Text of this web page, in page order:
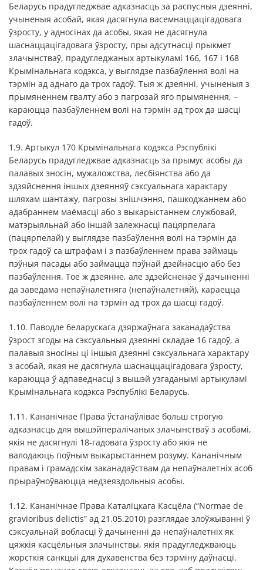
Беларусь прадугледжвае адказнасць за распусныя дзеянні,
учыненыя асобай, якая дасягнула васемнаццацiгадовага
ўзросту, у адносiнах да асобы, якая не дасягнула
шаснаццацігадовага ўзросту, пры адсутнасці прыкмет
злачынстваў, прадугледжаных артыкуламі 166, 167 і 168
Крымінальнага кодэкса, у выглядзе пазбаўлення волі на
тэрмін ад аднаго да трох гадоў. Тыя ж дзеянні, учыненыя з
прымяненнем гвалту або з пагрозай яго прымянення, –
караюцца пазбаўленнем волі на тэрмін ад трох да шасці
гадоў.
1.9. Артыкул 170 Крымінальнага кодэкса Рэспублікі
Беларусь прадугледжвае адказнасць за прымус асобы да
палавых зносін, мужаложства, лесбіянства або да
здзяйснення іншых дзеянняў сэксуальнага характару
шляхам шантажу, пагрозы знішчэння, пашкоджаннем або
адабраннем маёмасці або з выкарыстаннем службовай,
матэрыяльнай або іншай залежнасці пацярпелага
(пацярпелай) у выглядзе пазбаўлення волі на тэрмін да
трох гадоў са штрафам і з пазбаўленнем права займаць
пэўныя пасады або займацца пэўнай дзейнасцю або без
пазбаўлення. Тое ж дзеянне, але здзейсненае ў дачыненні
да заведама непаўналетняга (непаўналетняй), караецца
пазбаўленнем волі на тэрмін ад трох да шасці гадоў.
1.10. Паводле беларускага дзяржаўнага заканадаўства
ўзрост згоды на сэксуальныя дзеянні складае 16 гадоў, а
палавыя зносіны ці іншыя дзеянні сэксуальнага характару
з асобай, якая не дасягнула шаснаццацігадовага ўзросту,
караюцца ў адпаведнасці з вышэй узгаданымі артыкуламі
Крымінальнага кодэкса Рэспублікі Беларусь.
1.11. Кананічнае Права ўстанаўлівае больш строгую
адказнасць для вышэйпералічаных злачынстваў з асобамі,
якія не дасягнулі 18-гадовага ўзросту або якія не
валодаюць поўным выкарыстаннем розуму. Кананічным
правам і грамадскім заканадаўствам да непаўналетніх асоб
прыраўноўваюцца недзеяздольныя асобы.
1.12. Кананічнае Права Каталіцкага Касцёла (“Normae de
gravioribus delictis” ад 21.05.2010) разглядае злоўжыванні ў
сэксуальнай вобласці ў дачыненні да непаўналетніх як
цяжкія касцёльныя злачынствы, якія прадугледжваюць
жорсткія санкцыі для духавенства без тэрміну даўнасці.